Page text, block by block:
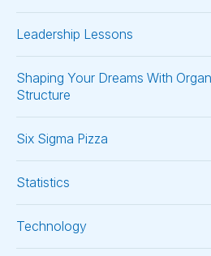
Leadership Lessons
Shaping Your Dreams With
Structure
Six Sigma Pizza
Statistics
Technology